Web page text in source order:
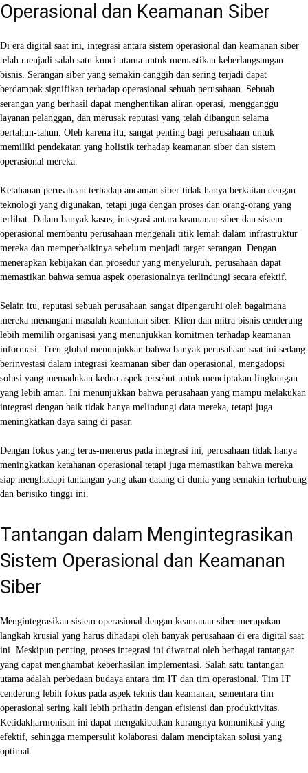
Operasional dan Keamanan Siber
Di era digital saat ini, integrasi antara sistem operasional dan keamanan siber
telah menjadi salah satu kunci utama untuk memastikan keberlangsungan
bisnis. Serangan siber yang semakin canggih dan sering terjadi dapat
berdampak signifikan terhadap operasional sebuah perusahaan. Sebuah
serangan yang berhasil dapat menghentikan aliran operasi, mengganggu
layanan pelanggan, dan merusak reputasi yang telah dibangun selama
bertahun-tahun. Oleh karena itu, sangat penting bagi perusahaan untuk
memiliki pendekatan yang holistik terhadap keamanan siber dan sistem
operasional mereka.
Ketahanan perusahaan terhadap ancaman siber tidak hanya berkaitan dengan
teknologi yang digunakan, tetapi juga dengan proses dan orang-orang yang
terlibat. Dalam banyak kasus, integrasi antara keamanan siber dan sistem
operasional membantu perusahaan mengenali titik lemah dalam infrastruktur
mereka dan memperbaikinya sebelum menjadi target serangan. Dengan
menerapkan kebijakan dan prosedur yang menyeluruh, perusahaan dapat
memastikan bahwa semua aspek operasionalnya terlindungi secara efektif.
Selain itu, reputasi sebuah perusahaan sangat dipengaruhi oleh bagaimana
mereka menangani masalah keamanan siber. Klien dan mitra bisnis cenderung
lebih memilih organisasi yang menunjukkan komitmen terhadap keamanan
informasi. Tren global menunjukkan bahwa banyak perusahaan saat ini sedang
berinvestasi dalam integrasi keamanan siber dan operasional, mengadopsi
solusi yang memadukan kedua aspek tersebut untuk menciptakan lingkungan
yang lebih aman. Ini menunjukkan bahwa perusahaan yang mampu melakukan
integrasi dengan baik tidak hanya melindungi data mereka, tetapi juga
meningkatkan daya saing di pasar.
Dengan fokus yang terus-menerus pada integrasi ini, perusahaan tidak hanya
meningkatkan ketahanan operasional tetapi juga memastikan bahwa mereka
siap menghadapi tantangan yang akan datang di dunia yang semakin terhubung
dan berisiko tinggi ini.
Tantangan dalam Mengintegrasikan
Sistem Operasional dan Keamanan
Siber
Mengintegrasikan sistem operasional dengan keamanan siber merupakan
langkah krusial yang harus dihadapi oleh banyak perusahaan di era digital saat
ini. Meskipun penting, proses integrasi ini diwarnai oleh berbagai tantangan
yang dapat menghambat keberhasilan implementasi. Salah satu tantangan
utama adalah perbedaan budaya antara tim IT dan tim operasional. Tim IT
cenderung lebih fokus pada aspek teknis dan keamanan, sementara tim
operasional sering kali lebih prihatin dengan efisiensi dan produktivitas.
Ketidakharmonisan ini dapat mengakibatkan kurangnya komunikasi yang
efektif, sehingga mempersulit kolaborasi dalam menciptakan solusi yang
optimal.